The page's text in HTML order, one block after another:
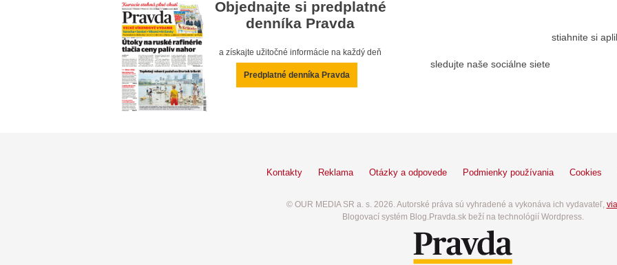
Objednajte si predplatné
denníka Pravda
a získajte užitočné informácie na každý deň
Predplatné denníka Pravda
sledujte naše sociálne siete
stiahnite si
Kontakty Reklama Otázky a odpovede Podmienky používania Cookies
© OUR MEDIA SR a. s. 2026. Autorské práva sú vyhradené a vykonáva ich vydavateľ,
Blogovací systém Blog.Pravda.sk beží na technológií Wordpress.